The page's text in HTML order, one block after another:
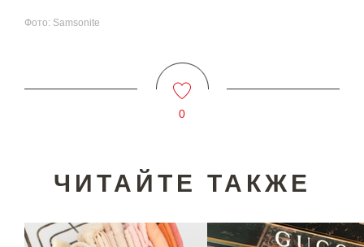
Фото: Samsonite
0
ЧИТАЙТЕ ТАКЖЕ